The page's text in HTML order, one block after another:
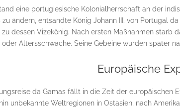
eine portugiesische Kolonialherrschaft an der
zu ändern, entsandte König Johann III. von Portugal
zu dessen Vizekönig. Nach ersten Maßnahmen starb
oder Altersschwäche. Seine Gebeine wurden später
Europäische
da Gamas fällt in die Zeit der europäischen
unbekannte Weltregionen in Ostasien, nach